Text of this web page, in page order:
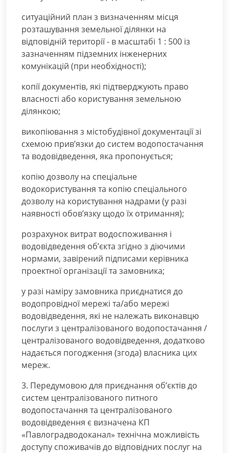
ситуаційний план з визначенням місця
розташування земельної ділянки на
відповідній території - в масштабі 1 : 500 із
зазначенням підземних інженерних
комунікацій (при необхідності);
копії документів, які підтверджують право
власності або користування земельною
ділянкою;
викопіювання з містобудівної документації зі
схемою прив’язки до систем водопостачання
та водовідведення, яка пропонується;
копію дозволу на спеціальне
водокористування та копію спеціального
дозволу на користування надрами (у разі
наявності обов’язку щодо їх отримання);
розрахунок витрат водоспоживання і
водовідведення об’єкта згідно з діючими
нормами, завірений підписами керівника
проектної організації та замовника;
у разі наміру замовника приєднатися до
водопровідної мережі та/або мережі
водовідведення, які не належать виконавцю
послуги з централізованого водопостачання /
централізованого водовідведення, додатково
надається погодження (згода) власника цих
мереж.
3. Передумовою для приєднання об’єктів до
систем централізованого питного
водопостачання та централізованого
водовідведення є визначена КП
«Павлоградводоканал» технічна можливість
доступу споживачів до відповідних послуг на